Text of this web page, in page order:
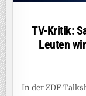
TV-Kritik:
Leuten
In der ZDF-